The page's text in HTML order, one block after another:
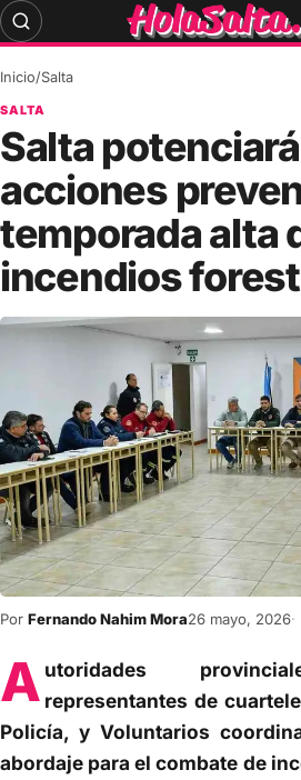
Skip
to
Inicio/Salta
SALTA
Salta
acciones
temporada alta
incendios
Por Fernando Nahim Mora26 mayo, 2026
A utoridades
representantes de
Policía, y Voluntarios
abordaje para el combate de